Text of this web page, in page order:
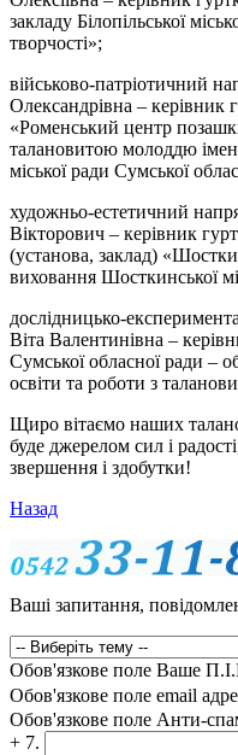
закладу Білопільської
творчості»;
військово-патріотичний
Олександрівна – керівник
«Роменський центр
талановитою молоддю
міської ради Сумської
художньо-естетичний
Вікторович – керівник
(установа, заклад)
виховання Шосткинської
дослідницько-
Віта Валентинівна –
Сумської обласної ради –
освіти та роботи з
Щиро вітаємо наших
буде джерелом сил і
звершення і здобутки!
Назад
Ваші запитання,
Обов'язкове поле Ваше
Обов'язкове поле email
Обов'язкове поле Анти-
+ 7.